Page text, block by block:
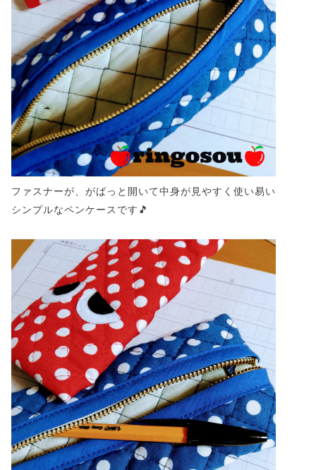
ファスナーが、がばっと開いて中身が見やすく使い易い
シンプルなペンケースです🎵